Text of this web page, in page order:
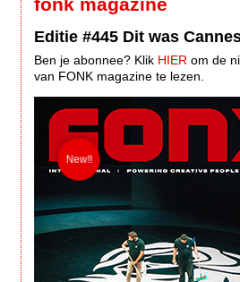
Editie #445 Dit was
Ben je abonnee? Klik HIER om de
van FONK magazine te lezen.